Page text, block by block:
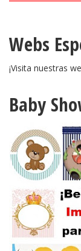
Webs
¡Visita nuestras
Baby